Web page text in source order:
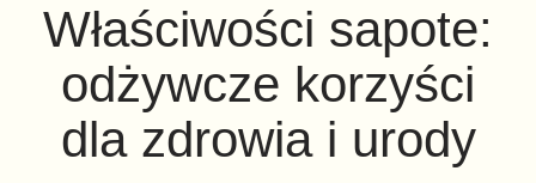
Właściwości sapote:
odżywcze korzyści
dla zdrowia i urody